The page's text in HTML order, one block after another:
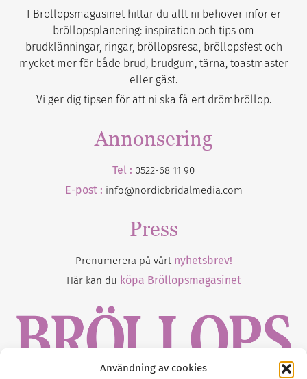
Användning av cookies
I Bröllopsmagasinet hittar du allt ni behöver inför er
bröllopsplanering: inspiration och tips om
brudklänningar, ringar, bröllopsresa, bröllopsfest och
mycket mer för både brud, brudgum, tärna, toastmaster
eller gäst.
Vi ger dig tipsen för att ni ska få ert drömbröllop.
Annonsering
Tel : 0522-68 11 90
E-post : info@nordicbridalmedia.com
Press
Prenumerera på vårt nyhetsbrev!
Här kan du köpa Bröllopsmagasinet